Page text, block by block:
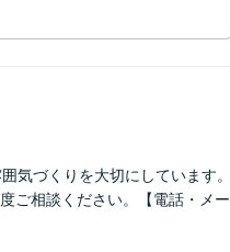
気づくりを大切にしています。
ご相談ください。【電話・メー